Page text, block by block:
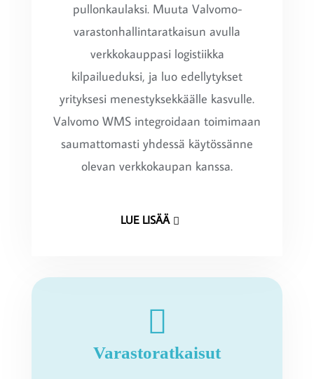
pullonkaulaksi. Muuta Valvomo-
varastonhallintaratkaisun avulla
verkkokauppasi logistiikka
kilpailueduksi, ja luo edellytykset
yrityksesi menestyksekkäälle kasvulle.
Valvomo WMS integroidaan toimimaan
saumattomasti yhdessä käytössänne
olevan verkkokaupan kanssa.
LUE LISÄÄ
Varastoratkaisut